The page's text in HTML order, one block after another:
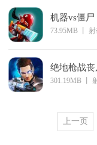
机器vs僵尸
73.95MB
绝地枪战
301.19MB
上一页